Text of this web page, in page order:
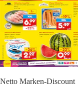
Netto Marken-Discount